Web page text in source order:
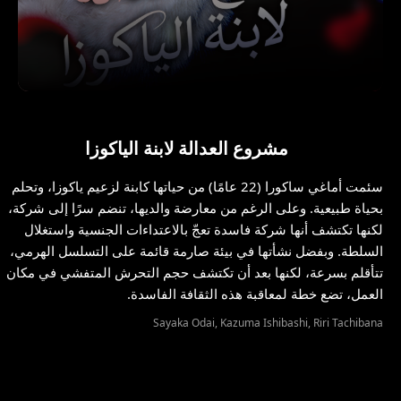
مشروع العدالة لابنة الياكوزا
سئمت أماغي ساكورا (22 عامًا) من حياتها كابنة لزعيم ياكوزا، وتحلم
بحياة طبيعية. وعلى الرغم من معارضة والديها، تنضم سرًا إلى شركة،
لكنها تكتشف أنها شركة فاسدة تعجّ بالاعتداءات الجنسية واستغلال
السلطة. وبفضل نشأتها في بيئة صارمة قائمة على التسلسل الهرمي،
تتأقلم بسرعة، لكنها بعد أن تكتشف حجم التحرش المتفشي في مكان
العمل، تضع خطة لمعاقبة هذه الثقافة الفاسدة.
Sayaka Odai, Kazuma Ishibashi, Riri Tachibana